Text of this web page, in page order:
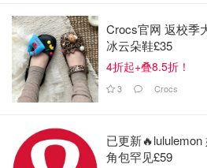
Crocs官网 返校季
冰云朵鞋£35
4折起+叠8.5折！
3 Crocs
已更新
角包罕见£59